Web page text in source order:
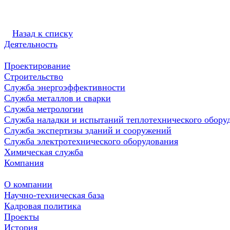
Назад к списку
Деятельность
Проектирование
Строительство
Служба энергоэффективности
Служба металлов и сварки
Служба метрологии
Служба наладки и испытаний теплотехнического
Служба экспертизы зданий и сооружений
Служба электротехнического оборудования
Химическая служба
Компания
О компании
Научно-техническая база
Кадровая политика
Проекты
История